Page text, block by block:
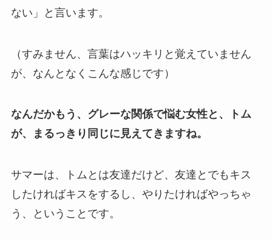
ない」と言います。
（すみません、言葉はハッキリと覚えていません
が、なんとなくこんな感じです）
なんだかもう、グレーな関係で悩む女性と、トム
が、まるっきり同じに見えてきますね。
サマーは、トムとは友達だけど、友達とでもキス
したければキスをするし、やりたければやっちゃ
う、ということです。